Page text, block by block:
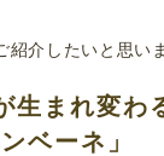
紹介したいと思い
生まれ変わ
ベーネ」